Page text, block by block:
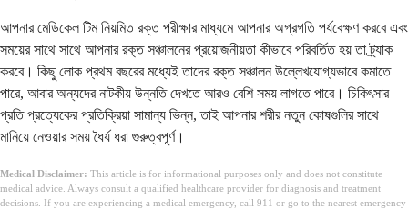
আপনার মেডিকেল টিম নিয়মিত রক্ত পরীক্ষার মাধ্যমে আপনার অগ্রগতি পর্যবেক্ষণ করবে এবং
সময়ের সাথে সাথে আপনার রক্ত সঞ্চালনের প্রয়োজনীয়তা কীভাবে পরিবর্তিত হয় তা ট্র্যাক
করবে। কিছু লোক প্রথম বছরের মধ্যেই তাদের রক্ত সঞ্চালন উল্লেখযোগ্যভাবে কমাতে
পারে, আবার অন্যদের নাটকীয় উন্নতি দেখতে আরও বেশি সময় লাগতে পারে। চিকিৎসার
প্রতি প্রত্যেকের প্রতিক্রিয়া সামান্য ভিন্ন, তাই আপনার শরীর নতুন কোষগুলির সাথে
মানিয়ে নেওয়ার সময় ধৈর্য ধরা গুরুত্বপূর্ণ।
Medical Disclaimer: This article is for informational purposes only and does not constitute
medical advice. Always consult a qualified healthcare provider for diagnosis and treatment
decisions. If you are experiencing a medical emergency, call 911 or go to the nearest emergency